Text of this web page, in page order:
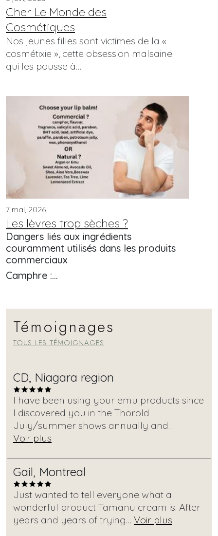
Cher Le Monde des
Cosmétiques
Nos jeunes filles sont victimes de la «
cosmétixie », cette obsession malsaine
qui les pousse à…
7 mai, 2026
Les lèvres trop sèches ?
Dangers liés aux ingrédients
couramment utilisés dans les produits
commerciaux
Camphre :…
Témoignages
TOUS LES TÉMOIGNAGES
CD, Niagara region
I have been using your emu products since
I discovered you in the Thorold
July/summer shows annually and…
Voir plus
Gail, Montreal
Just wanted to tell everyone what a
wonderful product Tamanu cream is. After
years and years of trying… Voir plus